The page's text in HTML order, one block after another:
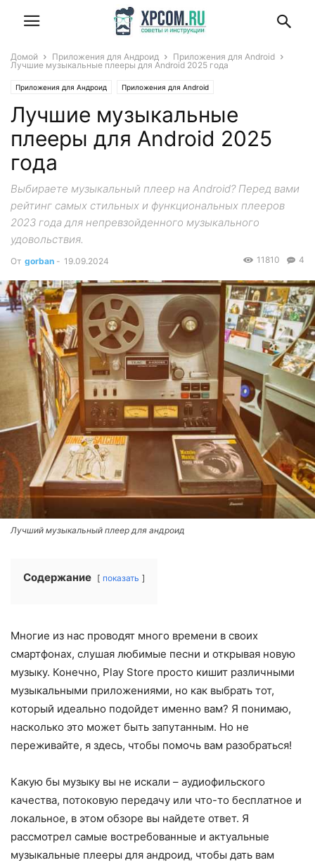
Домой Приложения для Андроид
Приложения для Android
Лучшие музыкальные плееры для Android 2025 года
Приложения для Андроид Приложения для Android
Лучшие музыкальные
плееры для Android 2025
года
Выбираете музыкальный плеер на Android? Перед вами
рейтинг самых стильных и функциональных плееров
2023 года для непревзойденного музыкального
удовольствия.
От gorban - 19.09.2024 4
11810
Лучший музыкальный плеер для андроид
Содержание показать
Многие из нас проводят много времени в своих
смартфонах, слушая любимые песни и открывая новую
музыку. Конечно, Play Store просто кишит различными
музыкальными приложениями, но как выбрать тот,
который идеально подойдет именно вам? Я понимаю,
насколько это может быть запутанным. Но не
переживайте, я здесь, чтобы помочь вам разобраться!
Какую бы музыку вы не искали – аудиофильского
качества, потоковую передачу или что-то бесплатное и
локальное, в этом обзоре вы найдете ответ. Я
рассмотрел самые востребованные и актуальные
музыкальные плееры для андроид, чтобы дать вам